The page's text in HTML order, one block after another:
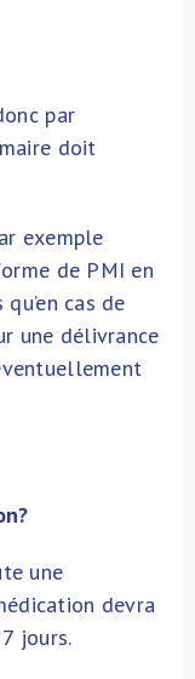
par
doit
exemple
de PMI en
cas de
une délivrance
une
devra
jours.